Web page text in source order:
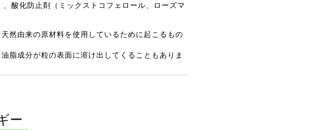
酸化防止剤（ミックストコフェロール、ローズマ
然由来の原材料を使用しているために起こるもの
脂成分が粒の表面に溶け出してくることもありま
ー